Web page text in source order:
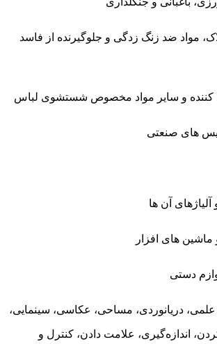
مواد ضد زنگ زدگی و جلوگیرنده از فاسد
کننده و سایر مواد مخصوص شستشوی لباس
‌های صنعتی
آن ها
ماشین‌ های افزار
دستی
علمی، دریانوردی، مساحی، عکاسی، سینمایی،
اندازه‌گیری، علامت دادن، کنترل و